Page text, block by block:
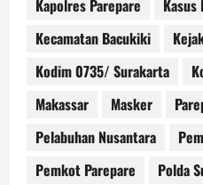
Kapolres Parepare
Kecamatan Bacukiki
Kodim 0735/ Surakarta
Makassar
Masker
Pelabuhan Nusantara
Pemkot Parepare
Polda